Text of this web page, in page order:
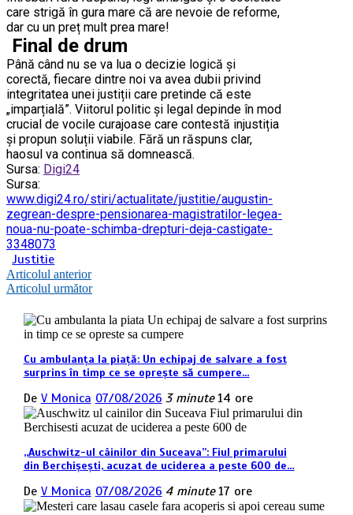
care strigă în gura mare că are nevoie de reforme,
dar cu un preț mult prea mare!
Final de drum
Până când nu se va lua o decizie logică și
corectă, fiecare dintre noi va avea dubii privind
integritatea unei justiții care pretinde că este
„imparțială”. Viitorul politic și legal depinde în mod
crucial de vocile curajoase care contestă injustiția
și propun soluții viabile. Fără un răspuns clar,
haosul va continua să domnească.
Sursa: Digi24
Sursa:
www.digi24.ro/stiri/actualitate/justitie/augustin-
zegrean-despre-pensionarea-magistratilor-legea-
noua-nu-poate-schimba-drepturi-deja-castigate-
3348073
Justitie
Navigare
în
articole
Articolul anterior
Articolul următor
Cu ambulanța la piață: Un echipaj de salvare a fost
surprins în timp ce se oprește să cumpere…
De V Monica 07/08/2026 3 minute 14 ore
„Auschwitz-ul câinilor din Suceava”: Fiul primarului
din Berchișești, acuzat de uciderea a peste 600 de…
De V Monica 07/08/2026 4 minute 17 ore